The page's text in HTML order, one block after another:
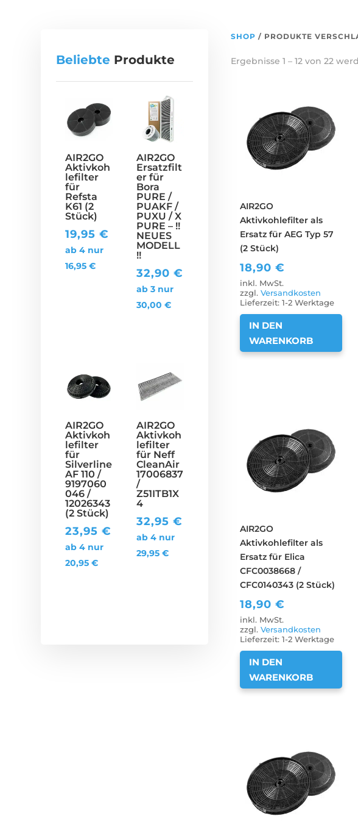
Beliebte Produkte
AIR2GO
Aktivkoh
lefilter
für
Refsta
K61 (2
Stück)
19,95€
ab 4 nur
16,95€
AIR2GO
Ersatzfilt
er für
Bora
PURE /
PUAKF /
PUXU / X
PURE – !!
NEUES
MODELL
!!
32,90 €
ab 3 nur
30,00 €
AIR2GO
Aktivkoh
lefilter
für
Silverline
AF 110 /
9197060
046 /
12026343
(2 Stück)
23,95€
ab 4 nur
20,95€
AIR2GO
Aktivkoh
lefilter
für Neff
CleanAir
17006837
/
Z51ITB1X
4
32,95 €
ab 4 nur
29,95 €
SHOP / PRODUKTE
Ergebnisse 1 – 12 von 22
AIR2GO
Aktivkohlefilter als
Ersatz für AEG Typ 57
(2 Stück)
18,90 €
inkl. MwSt.
zzgl. Versandkosten
Lieferzeit: 1-2 Werktage
IN DEN
WARENKORB
AIR2GO
Aktivkohlefilter als
Ersatz für Elica
CFC0038668 /
CFC0140343 (2 Stück)
18,90 €
inkl. MwSt.
zzgl. Versandkosten
Lieferzeit: 1-2 Werktage
IN DEN
WARENKORB